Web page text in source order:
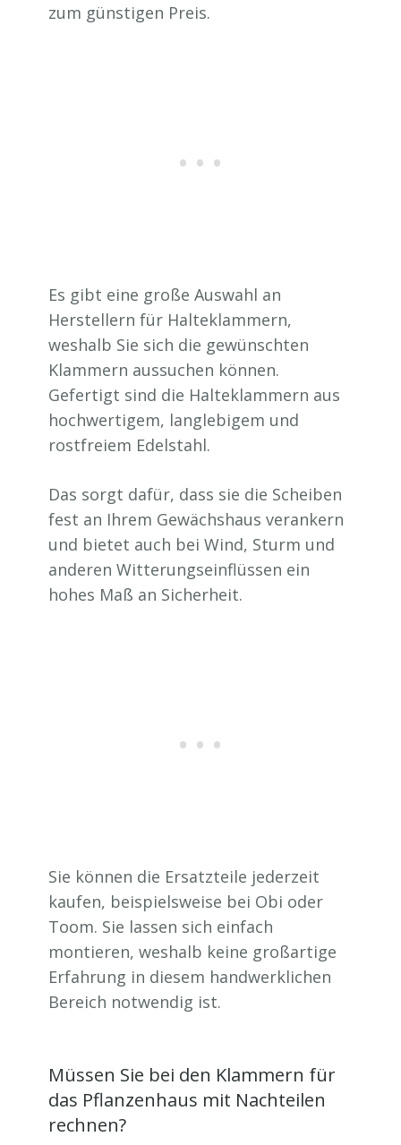
zum günstigen Preis.
Es gibt eine große Auswahl an
Herstellern für Halteklammern,
weshalb Sie sich die gewünschten
Klammern aussuchen können.
Gefertigt sind die Halteklammern aus
hochwertigem, langlebigem und
rostfreiem Edelstahl.
Das sorgt dafür, dass sie die Scheiben
fest an Ihrem Gewächshaus verankern
und bietet auch bei Wind, Sturm und
anderen Witterungseinflüssen ein
hohes Maß an Sicherheit.
Sie können die Ersatzteile jederzeit
kaufen, beispielsweise bei Obi oder
Toom. Sie lassen sich einfach
montieren, weshalb keine großartige
Erfahrung in diesem handwerklichen
Bereich notwendig ist.
Müssen Sie bei den Klammern für
das Pflanzenhaus mit Nachteilen
rechnen?